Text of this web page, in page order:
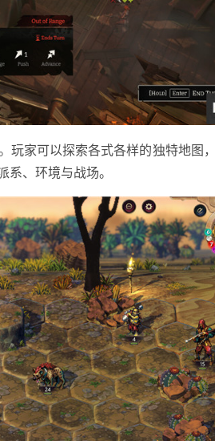
家可以探索各式各样的独特地图
、环境与战场。